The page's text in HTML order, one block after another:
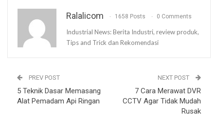
Ralalicom 1658 Posts 0 Comments
Industrial News: Berita Industri, review produk,
Tips and Trick dan Rekomendasi
PREV POST
5 Teknik Dasar Memasang
Alat Pemadam Api Ringan
NEXT POST
7 Cara Merawat DVR
CCTV Agar Tidak Mudah
Rusak